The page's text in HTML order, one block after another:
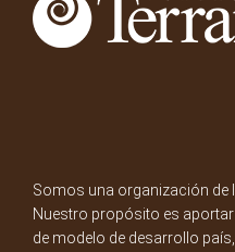
Somos una organización de
Nuestro propósito es
de modelo de desarrollo